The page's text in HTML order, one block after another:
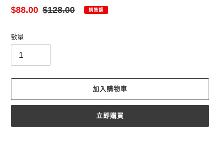
售
$88.00 定
$128.00 銷售額
數量
加入購物車
立即購買